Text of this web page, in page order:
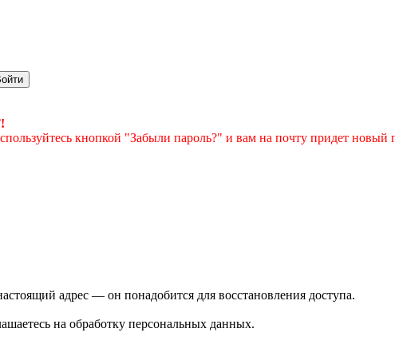
кнопкой "Забыли пароль?" и вам на почту придет новый
адрес — он понадобится для восстановления доступа.
на обработку персональных данных.